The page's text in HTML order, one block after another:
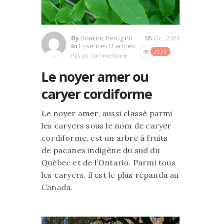
By Dominic Perugino
In Essences D'arbres
Pas De Commentaire
7979
05 Oct 2021
Le noyer amer ou
caryer cordiforme
Le noyer amer, aussi classé parmi
les caryers sous le nom de caryer
cordiforme, est un arbre à fruits
de pacanes indigène du sud du
Québec et de l’Ontario. Parmi tous
les caryers, il est le plus répandu au
Canada.